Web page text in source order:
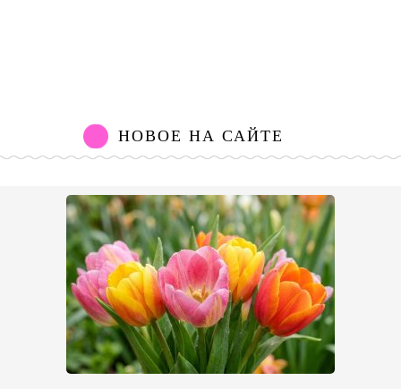
НОВОЕ НА САЙТЕ